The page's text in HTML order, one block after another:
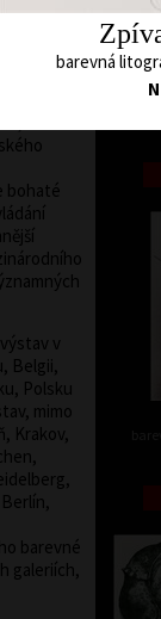
–
která
bohaté
v
Belgii,
Polsku
mimo
Krakov,
barevné
galeriích,
barevná